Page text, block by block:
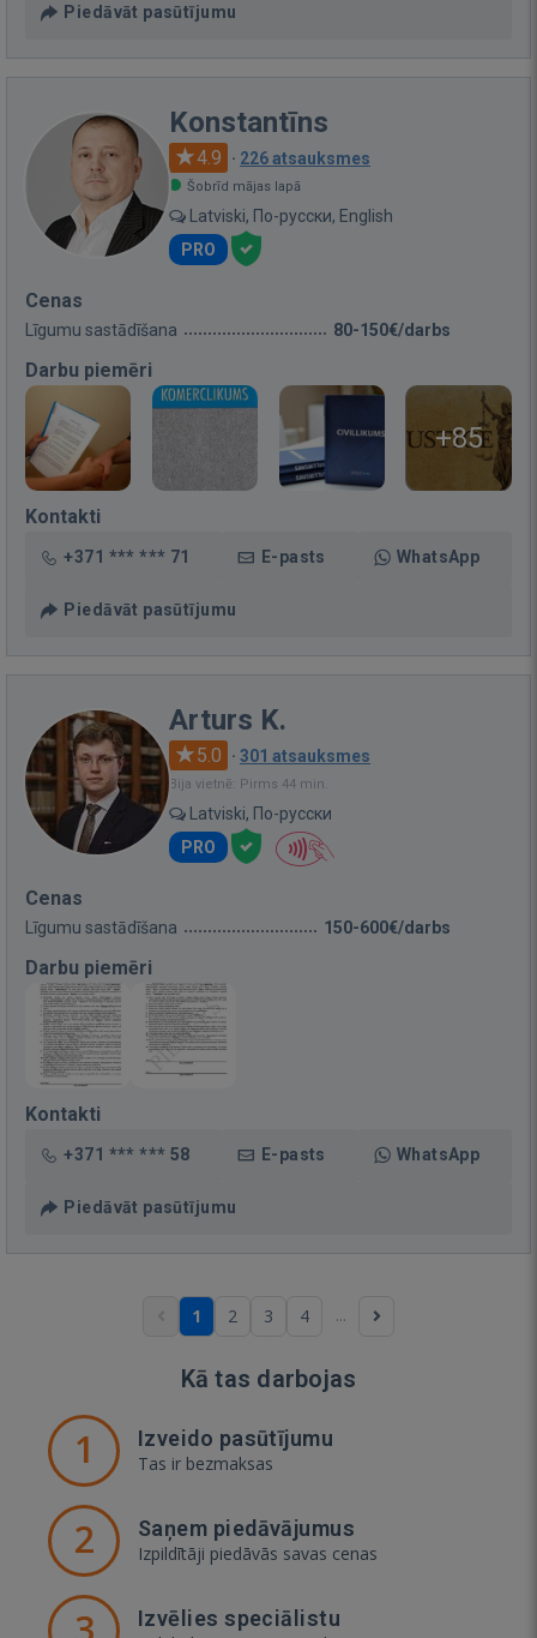
Piedāvāt pasūtījumu
Konstantīns
4.9 · 226 atsauksmes
Šobrīd mājas lapā
Latviski, По-русски, English
PRO
Cenas
Līgumu sastādīšana 80-150€/darbs
Darbu piemēri
+85
Kontakti
+371 *** *** 71 E-pasts WhatsApp
Piedāvāt pasūtījumu
Arturs K.
5.0 · 301 atsauksmes
Bija vietnē: Pirms 44 min.
Latviski, По-русски
PRO
Cenas
Līgumu sastādīšana 150-600€/darbs
Darbu piemēri
Kontakti
+371 *** *** 58 E-pasts WhatsApp
Piedāvāt pasūtījumu
1 2 3 4 ...
Kā tas darbojas
1 Izveido pasūtījumu
Tas ir bezmaksas
2 Saņem piedāvājumus
Izpildītāji piedāvās savas cenas
Izvēlies speciālistu